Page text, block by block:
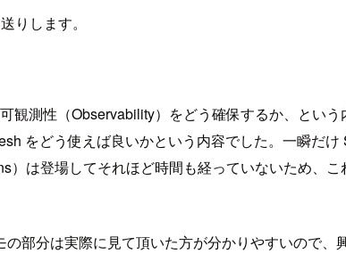
りします。
観測性（Observability）をどう確保するか、とい
をどう使えば良いかという内容でした。一瞬だけ
は登場してそれほど時間も経っていないため、
部分は実際に見て頂いた方が分かりやすいので、